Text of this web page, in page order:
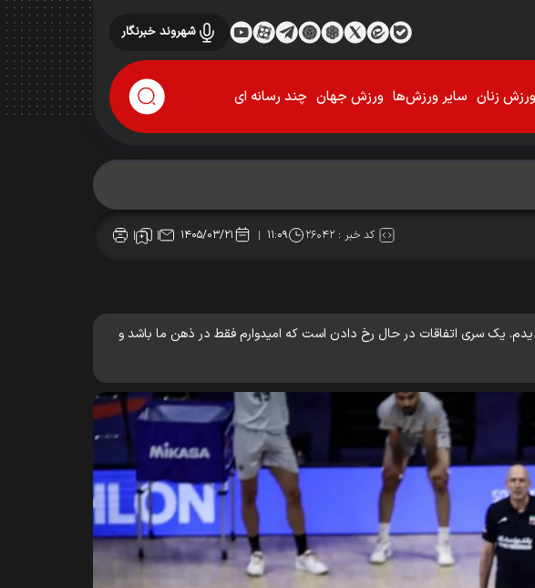
شهروند خبرنگار
ورزش زنان سایر ورزش‌ها ورزش جهان چند رسانه ای
کد خبر :۲۶۰۴۲ ۱۱:۰۹ ۱۴۰۵/۰۳/۲۱
یک سری اتفاقات در حال رخ دادن است که امیدوارم فقط در ذهن ما باشد و